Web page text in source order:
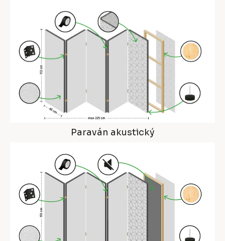
Paraván akustický